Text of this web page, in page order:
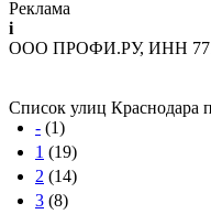
Реклама
i
ООО ПРОФИ.РУ, ИНН
Список улиц Краснодара
- (1)
1 (19)
2 (14)
3 (8)